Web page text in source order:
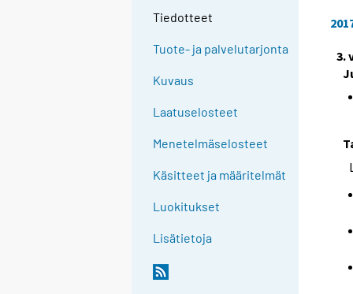
Tiedotteet
Tuote- ja palvelutarjonta
Kuvaus
Laatuselosteet
Menetelmäselosteet
Käsitteet ja määritelmät
Luokitukset
Lisätietoja
3.